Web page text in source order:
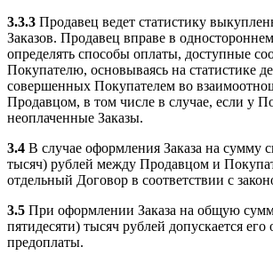
3.3.3 Продавец ведет статистику
Заказов. Продавец вправе в
определять способы оплаты, доступные
Покупателю, основываясь на статистике
совершенных Покупателем во
Продавцом, в том числе в случае, если у
неоплаченные Заказы.
3.4 В случае оформления Заказа на сумму
тысяч) рублей между Продавцом и
отдельный Договор в соответствии с
3.5 При оформлении Заказа на общую
пятидесяти) тысяч рублей допускается его
предоплаты.